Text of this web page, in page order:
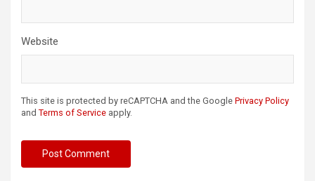
Website
This site is protected by reCAPTCHA and the Google Privacy Policy
and Terms of Service apply.